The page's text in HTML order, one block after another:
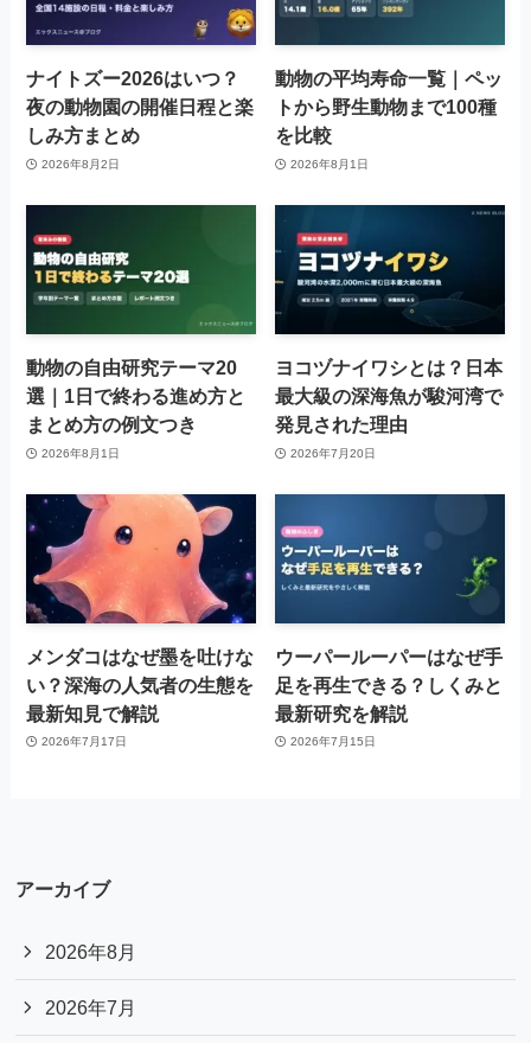
ナイトズー2026はいつ？
夜の動物園の開催日程と楽
しみ方まとめ
2026年8月2日
動物の平均寿命一覧｜ペッ
トから野生動物まで100種
を比較
2026年8月1日
動物の自由研究テーマ20
選｜1日で終わる進め方と
まとめ方の例文つき
2026年8月1日
ヨコヅナイワシとは？日本
最大級の深海魚が駿河湾で
発見された理由
2026年7月20日
メンダコはなぜ墨を吐けな
い？深海の人気者の生態を
最新知見で解説
2026年7月17日
ウーパールーパーはなぜ手
足を再生できる？しくみと
最新研究を解説
2026年7月15日
アーカイブ
2026年8月
2026年7月